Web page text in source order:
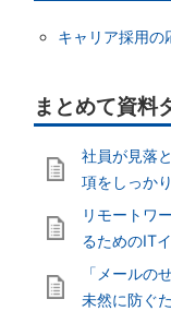
キャリア採用の
社員が見落
項をしっか
リモートワ
るためのIT
「メールの
未然に防ぐ